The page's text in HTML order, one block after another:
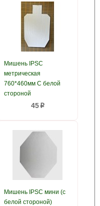
Мишень IPSC
метрическая
760*460мм С белой
стороной
45p
Мишень IPSC мини (с
белой стороной)